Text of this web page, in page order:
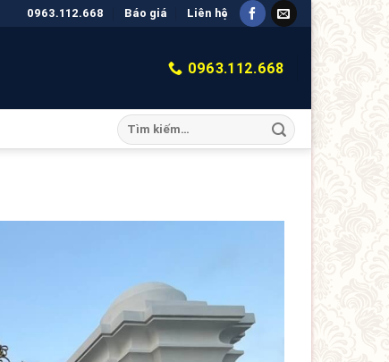
0963.112.668 Báo giá Liên hệ
0963.112.668